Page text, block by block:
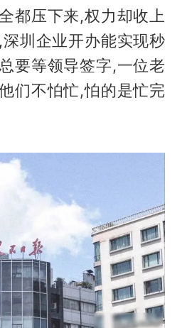
都压下来,权力却收上
圳企业开办能实现秒
要等领导签字,一位老
们不怕忙,怕的是忙完